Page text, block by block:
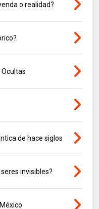
o realidad?
Ocultas
de hace siglos
invisibles?